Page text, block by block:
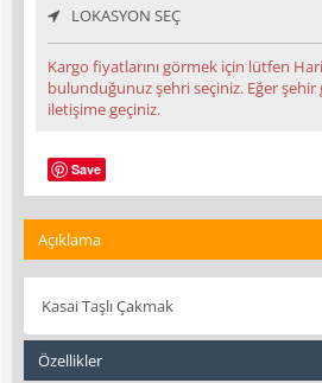
LOKASYON SEÇ
Kargo fiyatlarını görmek için lütfen
bulunduğunuz şehri seçiniz. Eğer
iletişime geçiniz.
Save
Açıklama
Kasai Taşlı Çakmak
Özellikler